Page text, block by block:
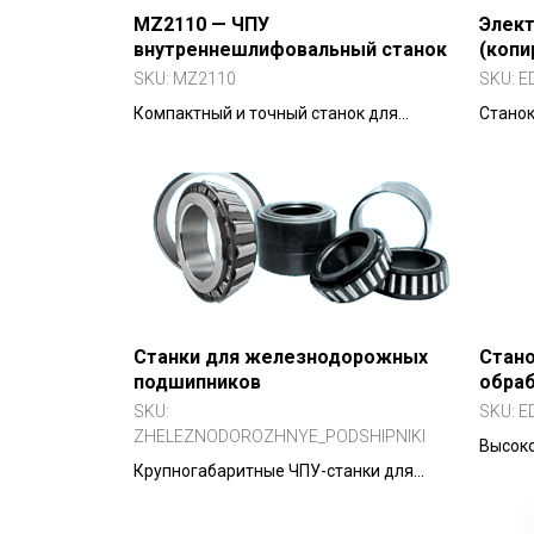
MZ2110 — ЧПУ
внутреннешлифовальный станок
SKU: MZ2110
Компактный и точный станок для
SKU:
Станки для железнодорожных
подшипников
SKU:
ZHELEZNODOROZHNYE_PODSHIPNIKI
Крупногабаритные ЧПУ-станки для
SKU: